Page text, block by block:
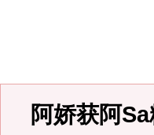
阿娇获阿